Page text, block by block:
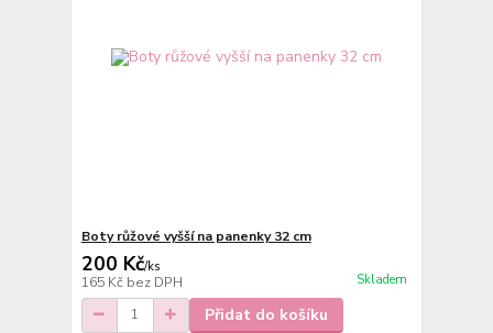
Boty růžové vyšší na panenky 32 cm
200 Kč/ks
165 Kč bez DPH Skladem
Přidat do košíku